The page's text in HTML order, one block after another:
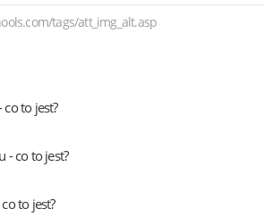
tags/att_img_alt.asp
to jest?
- co to jest?
to jest?